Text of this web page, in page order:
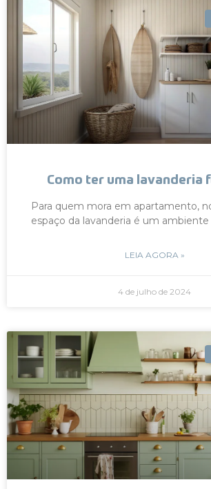
Como ter uma lavanderia
Para quem mora em apartamento,
espaço da lavanderia é um
LEIA AGORA »
4 de julho de 2024